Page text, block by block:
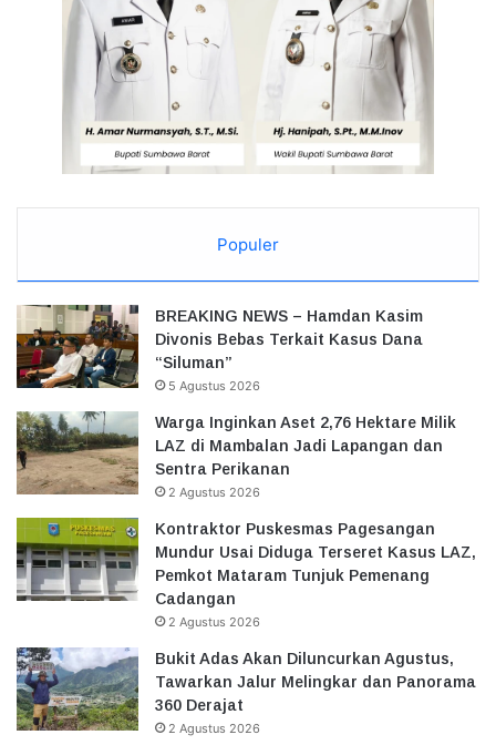
Populer
BREAKING NEWS – Hamdan Kasim
Divonis Bebas Terkait Kasus Dana
“Siluman”
5 Agustus 2026
Warga Inginkan Aset 2,76 Hektare Milik
LAZ di Mambalan Jadi Lapangan dan
Sentra Perikanan
2 Agustus 2026
Kontraktor Puskesmas Pagesangan
Mundur Usai Diduga Terseret Kasus LAZ,
Pemkot Mataram Tunjuk Pemenang
Cadangan
2 Agustus 2026
Bukit Adas Akan Diluncurkan Agustus,
Tawarkan Jalur Melingkar dan Panorama
360 Derajat
2 Agustus 2026